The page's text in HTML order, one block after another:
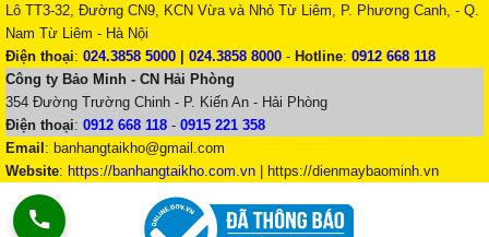
Lô TT3-32, Đường CN9, KCN Vừa và Nhỏ Từ Liêm, P. Phương Canh, - Q.
Nam Từ Liêm - Hà Nội
Điện thoại: 024.3858 5000 | 024.3858 8000 - Hotline: 0912 668 118
Công ty Bảo Minh - CN Hải Phòng
354 Đường Trường Chinh - P. Kiến An - Hải Phòng
Điện thoại: 0912 668 118 - 0915 221 358
Email: banhangtaikho@gmail.com
Website: https://banhangtaikho.com.vn | https://dienmaybaominh.vn